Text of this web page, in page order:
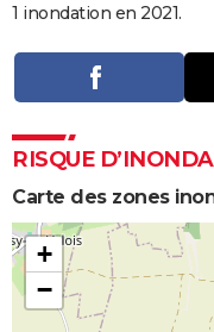
COPAINS D'AVANT
S'inscrire
Se connecter
Lycées
Collèges
Primaires
Universités
Entreprises
Service militaire
Avis de recherche
AVIS DE DÉCÈS
Bricolage
Lifestyle
Culture
Sport
Auto
Television
Voyage
Cinema
1 inondation en 2021.
RISQUE
Carte des zones
+
−